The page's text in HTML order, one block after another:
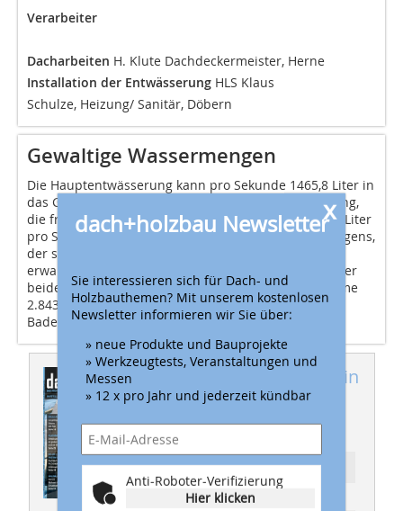
Verarbeiter
Dacharbeiten H. Klute Dachdeckermeister, Herne
Installation der Entwässerung HLS Klaus
Schulze, Heizung/ Sanitär, Döbern
Gewaltige Wassermengen
Die Hauptentwässerung kann pro Sekunde 1465,8 Liter in
das Grundleitungsnetz ableiten. Die Notentwässerung,
die frei auf das Grundstück entwässert, kann 1377,6 Liter
pro Sekunde abführen. Im Falle eines Jahrhundertregens,
der statistisch gesehen nur alle einhundert Jahre zu
erwarten ist, entspräche die Gesamtablaufleistung der
beiden voneinander unabhängig arbeitenden Systeme
2.843,4 Liter pro Sekunde, also circa 19
Badewannenfüllungen in jeder Sekunde.
Dieser Artikel erschien in
dach+holzbau
02/2012
Ressort: DACH
x
dach+holzbau Newsletter
Sie interessieren sich für Dach- und
Holzbauthemen? Mit unserem kostenlosen
Newsletter informieren wir Sie über:
» neue Produkte und Bauprojekte
» Werkzeugtests, Veranstaltungen und
Messen
» 12 x pro Jahr und jederzeit kündbar
Anti-Roboter-Verifizierung
Hier klicken